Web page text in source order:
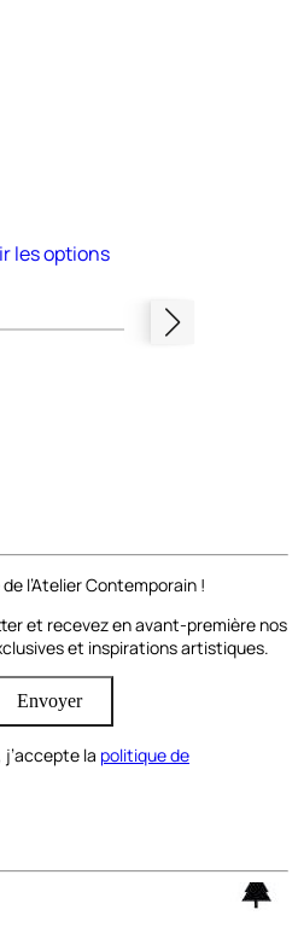
les options
l’Atelier Contemporain !
et recevez en avant-première nos
et inspirations artistiques.
Envoyer
j’accepte la politique de